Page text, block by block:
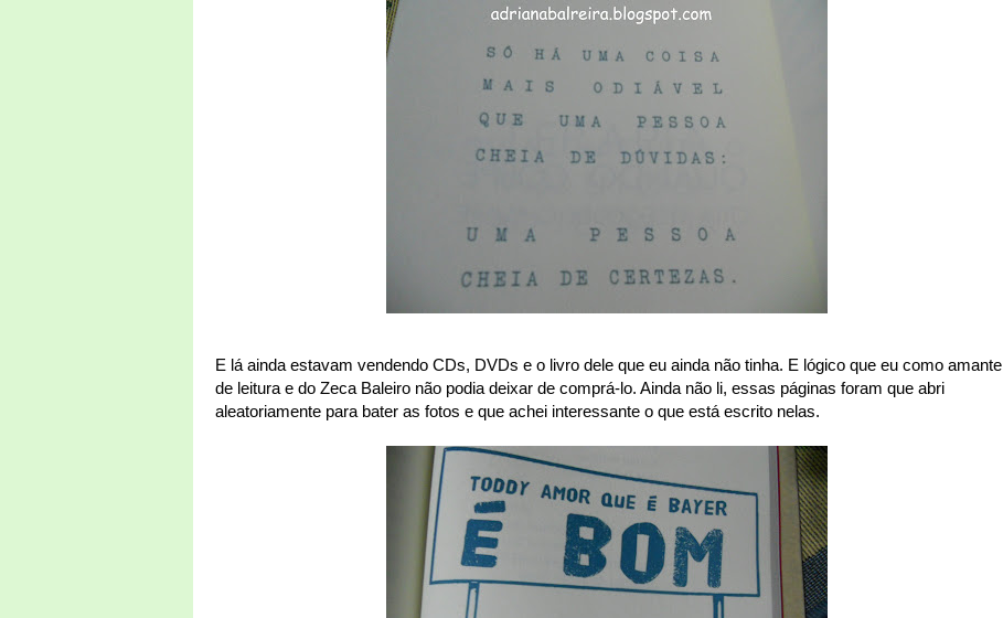
E lá ainda estavam vendendo CDs, DVDs e o livro dele que eu ainda não tinha. E lógico que eu como amante
de leitura e do Zeca Baleiro não podia deixar de comprá-lo. Ainda não li, essas páginas foram que abri
aleatoriamente para bater as fotos e que achei interessante o que está escrito nelas.